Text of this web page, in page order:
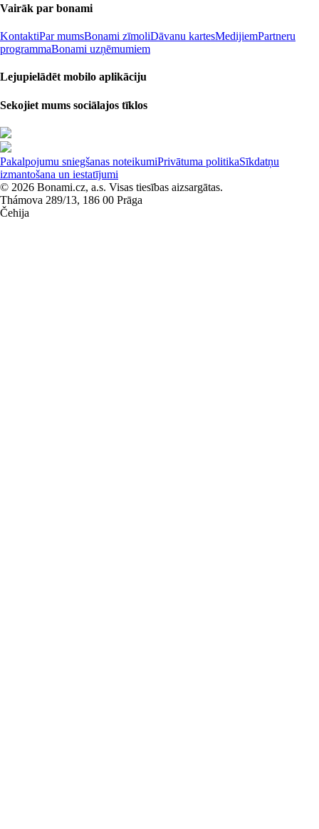
Vairāk par bonami
KontaktiPar mumsBonami zīmoliDāvanu kartesMedijiemPartneru
programmaBonami uzņēmumiem
Lejupielādēt mobilo aplikāciju
Sekojiet mums sociālajos tīklos
Pakalpojumu sniegšanas noteikumiPrivātuma politikaSīkdatņu
izmantošana un iestatījumi
© 2026 Bonami.cz, a.s. Visas tiesības aizsargātas.
Thámova 289/13, 186 00 Prāga
Čehija